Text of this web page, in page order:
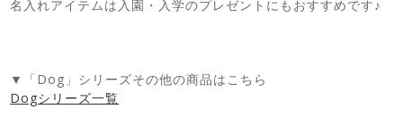
名入れアイテムは入園・入学のプレゼントにもおすすめです♪
▼「Dog」シリーズその他の商品はこちら
Dogシリーズ一覧